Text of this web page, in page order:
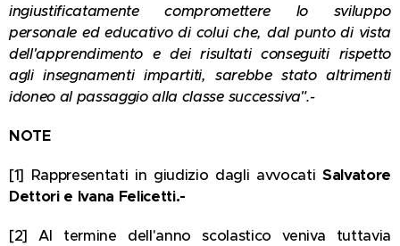
ingiustificatamente compromettere lo sviluppo
personale ed educativo di colui che, dal punto di vista
dell'apprendimento e dei risultati conseguiti rispetto
agli insegnamenti impartiti, sarebbe stato altrimenti
idoneo al passaggio alla classe successiva".-
NOTE
[1] Rappresentati in giudizio dagli avvocati Salvatore
Dettori e Ivana Felicetti.-
[2] Al termine dell'anno scolastico veniva tuttavia